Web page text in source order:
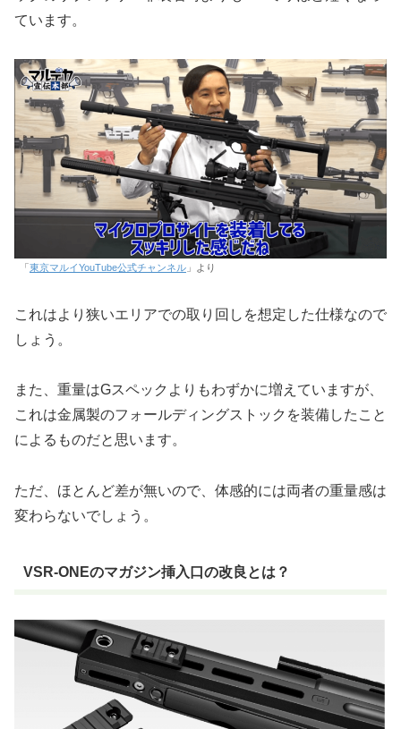
ています。
「東京マルイYouTube公式チャンネル 」より
これはより狭いエリアでの取り回しを想定した仕様なので
しょう。
また、重量はGスペックよりもわずかに増えていますが、
これは金属製のフォールディングストックを装備したこと
によるものだと思います。
ただ、ほとんど差が無いので、体感的には両者の重量感は
変わらないでしょう。
VSR-ONEのマガジン挿入口の改良とは？